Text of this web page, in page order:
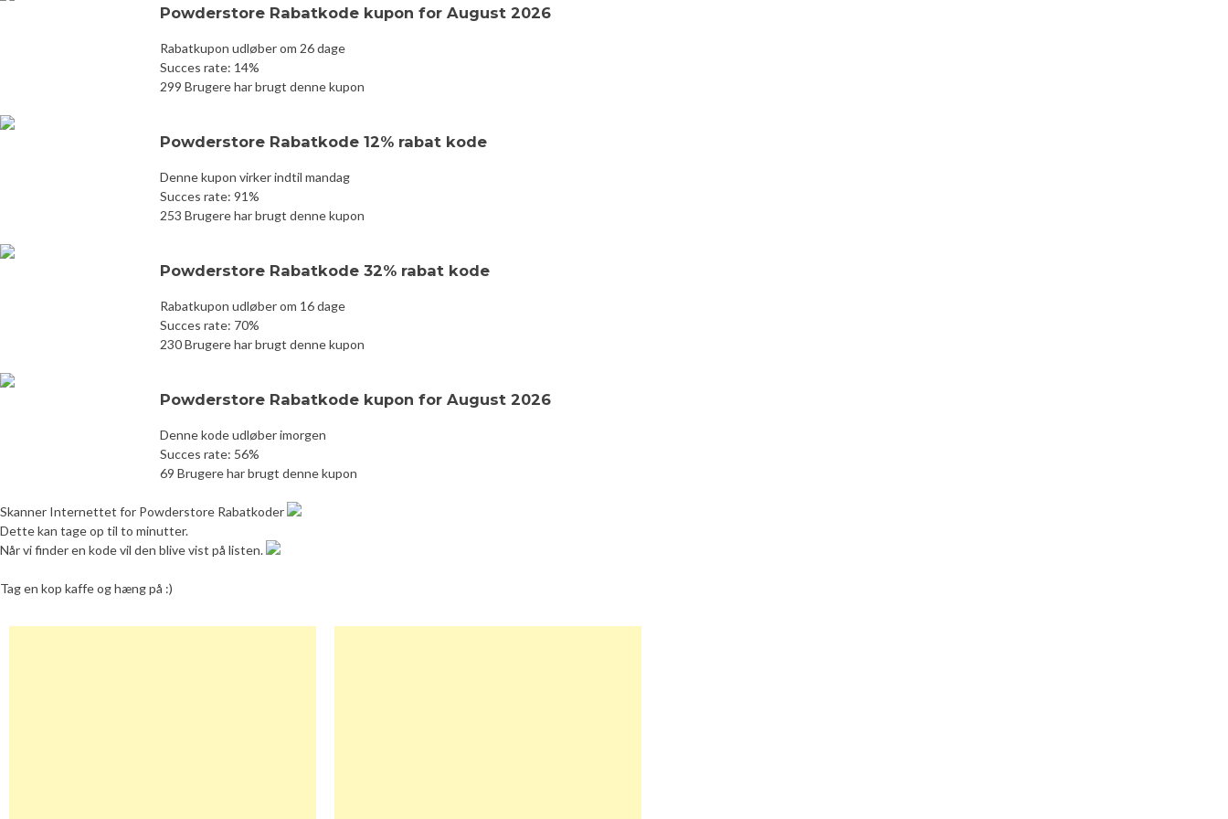
Powderstore Rabatkode kupon for August 2026
Rabatkupon udløber om 26 dage
Succes rate: 14%
299 Brugere har brugt denne kupon
Powderstore Rabatkode 12% rabat kode
Denne kupon virker indtil mandag
Succes rate: 91%
253 Brugere har brugt denne kupon
Powderstore Rabatkode 32% rabat kode
Rabatkupon udløber om 16 dage
Succes rate: 70%
230 Brugere har brugt denne kupon
Powderstore Rabatkode kupon for August 2026
Denne kode udløber imorgen
Succes rate: 56%
69 Brugere har brugt denne kupon
Skanner Internettet for Powderstore Rabatkoder
Dette kan tage op til to minutter.
Når vi finder en kode vil den blive vist på listen.
Tag en kop kaffe og hæng på :)